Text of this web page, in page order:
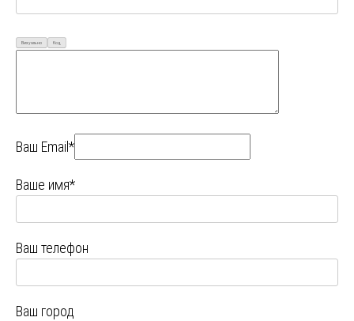
Визуально Код
Ваш Email*
Ваше имя*
Ваш телефон
Ваш город